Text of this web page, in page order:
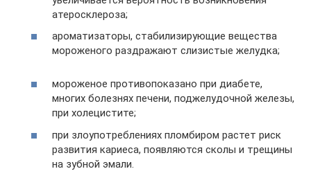
атеросклероза;
ароматизаторы, стабилизирующие вещества
мороженого раздражают слизистые желудка;
мороженое противопоказано при диабете,
многих болезнях печени, поджелудочной железы,
при холецистите;
при злоупотреблениях пломбиром растет риск
развития кариеса, появляются сколы и трещины
на зубной эмали.